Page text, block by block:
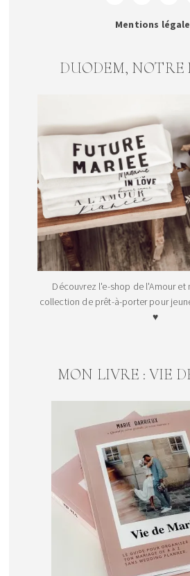
Mentions
DUODEM, NOTRE
Découvrez l'e-shop de l'Amour
collection de prêt-à-porter pour
♥
MON LIVRE : VIE